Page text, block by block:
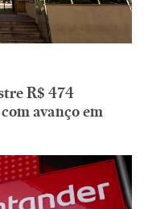
R$ 474
avanço em